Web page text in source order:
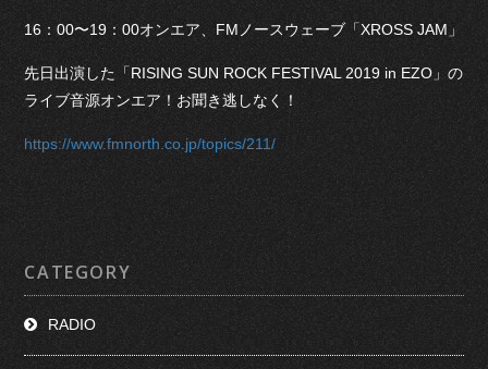
16：00〜19：00オンエア、FMノースウェーブ「XROSS JAM」
先日出演した「RISING SUN ROCK FESTIVAL 2019 in EZO」の
ライブ音源オンエア！お聞き逃しなく！
https://www.fmnorth.co.jp/topics/211/
CATEGORY
RADIO